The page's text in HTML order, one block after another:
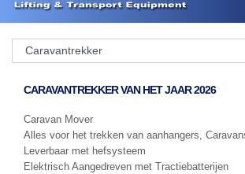
CARAVANTREKKER VAN HET JAAR 2026
Caravan Mover
Alles voor het trekken van aanhangers,
Leverbaar met hefsysteem
Elektrisch Aangedreven met Tractiebatterijen